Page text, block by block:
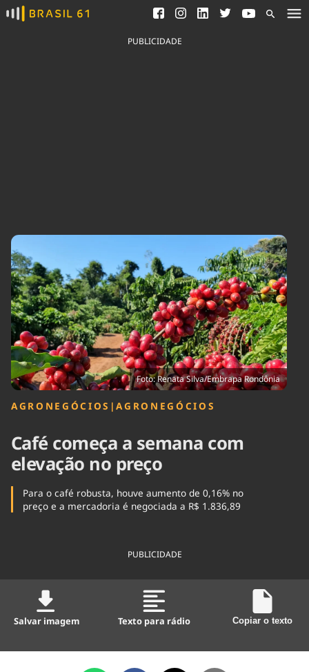
Ver todas as notícias
Saneamento
Indicadores
Agronegócios
Brasil
Brasil Mineral
Ciência &
Tecnologia
Cinema
Comportamento
Cultura
Economia
Educação
Infraestrutura
Internacional
Meio Ambiente
Podcast
Política
Saúde
Tempo
PUBLICIDADE
Foto: Renata Silva/Embrapa Rondônia
AGRONEGÓCIOS |AGRONEGÓCIOS
Café começa a semana com
elevação no preço
Para o café robusta, houve aumento de 0,16% no
preço e a mercadoria é negociada a R$ 1.836,89
PUBLICIDADE
Salvar imagem Texto para rádio Copiar o texto